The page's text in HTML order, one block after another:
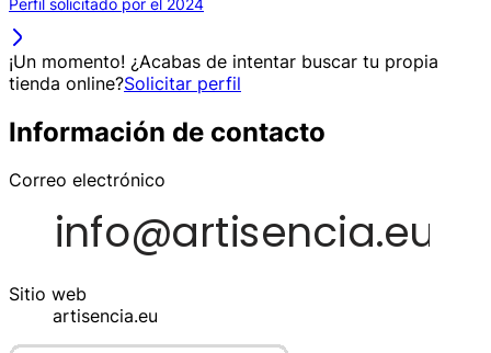
¡Un momento! ¿Acabas de intentar buscar tu propia
tienda online?Solicitar perfil
Información de contacto
Correo electrónico
Sitio web
artisencia.eu